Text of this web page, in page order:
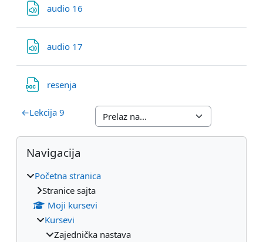
audio 16
audio 17
resenja
←Lekcija 9
Blokovi
Preskoči Navigacija
Navigacija
Početna stranica
Stranice sajta
Moji kursevi
Kursevi
Zajednička nastava